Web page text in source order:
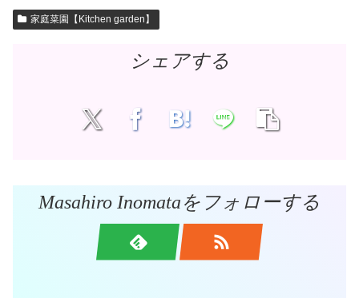
家庭菜園【Kitchen garden】
シェアする
Masahiro Inomataをフォローする